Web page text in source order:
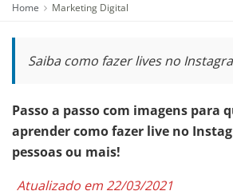
Home Marketing Digital
Saiba como fazer lives no
Passo a passo com imagens para
aprender como fazer live no
pessoas ou mais!
Atualizado em 22/03/2021